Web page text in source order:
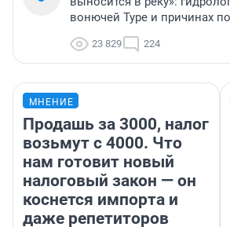
вонючей Туре и причинах
23 829 224
МНЕНИЕ
Продашь за 3000, налог
возьмут с 4000. Что
нам готовит новый
налоговый закон — он
коснется импорта и
даже репетиторов